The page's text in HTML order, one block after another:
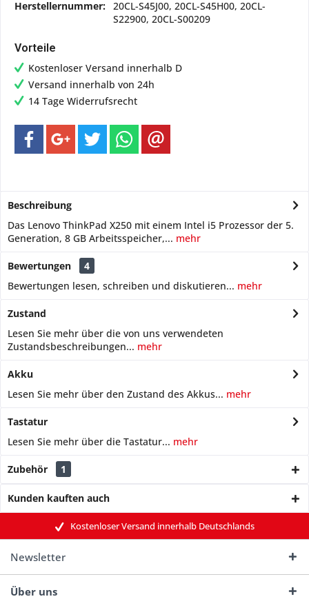
Herstellernummer: 20CL-S45J00, 20CL-S45H00, 20CL-
S22900, 20CL-S00209
Vorteile
Kostenloser Versand innerhalb D
Versand innerhalb von 24h
14 Tage Widerrufsrecht
Beschreibung
Das Lenovo ThinkPad X250 mit einem Intel i5 Prozessor der 5.
Generation, 8 GB Arbeitsspeicher,... mehr
Bewertungen
4
Bewertungen lesen, schreiben und diskutieren... mehr
Zustand
Lesen Sie mehr über die von uns verwendeten
Zustandsbeschreibungen... mehr
Akku
Lesen Sie mehr über den Zustand des Akkus... mehr
Tastatur
Lesen Sie mehr über die Tastatur... mehr
Zubehör 1
Kunden kauften auch
Kostenloser Versand innerhalb Deutschlands
Newsletter
Über uns